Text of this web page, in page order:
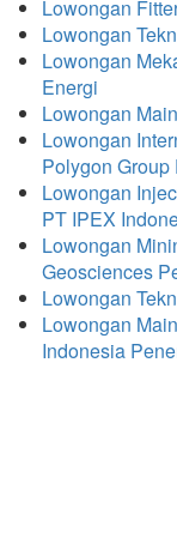
Lowongan
Lowongan
Lowongan
Energi
Lowongan
Lowongan
Polygon
Lowongan
PT IPEX
Lowongan
Geosciences
Lowongan
Lowongan
Indonesia